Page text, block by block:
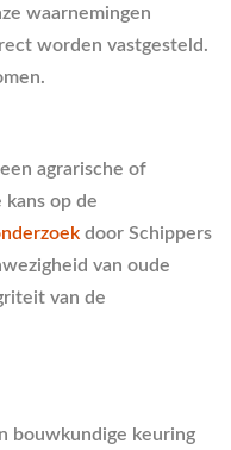
waarnemingen
worden vastgesteld.
agrarische of
op de
door Schippers
van oude
van de
bouwkundige keuring